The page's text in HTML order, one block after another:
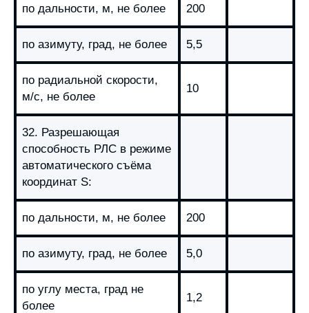
по дальности, м, не более 200
по азимуту, град, не более 5,5
по радиальной скорости,
м/с, не более
10
32. Разрешающая
способность РЛС в режиме
автоматического съёма
координат S:
по дальности, м, не более 200
по азимуту, град, не более 5,0
по углу места, град не
более
1,2